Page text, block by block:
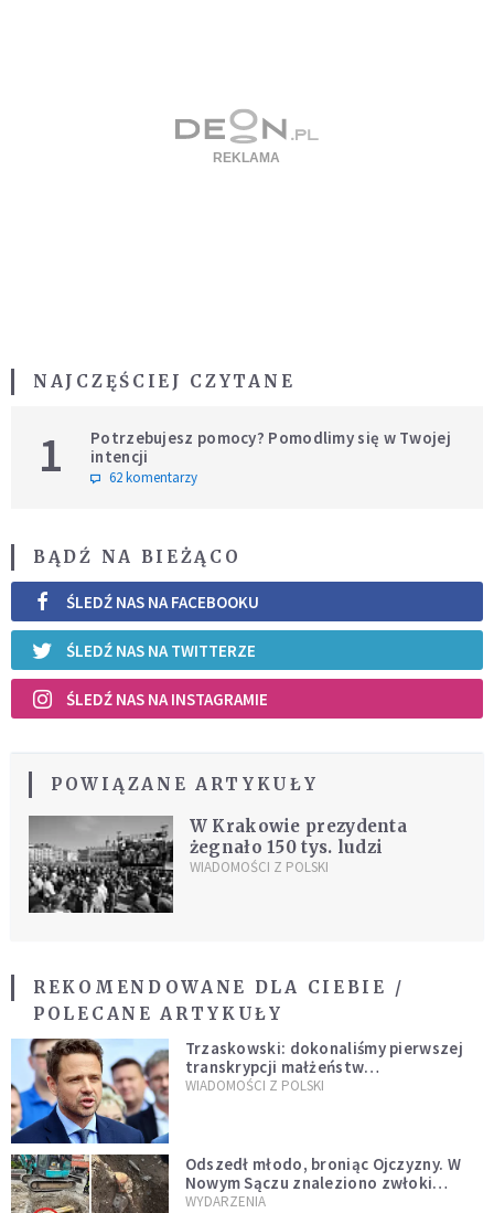
NAJCZĘŚCIEJ CZYTANE
1
Potrzebujesz pomocy? Pomodlimy się w Twojej
intencji
62 komentarzy
BĄDŹ NA BIEŻĄCO
ŚLEDŹ NAS NA FACEBOOKU
ŚLEDŹ NAS NA TWITTERZE
ŚLEDŹ NAS NA INSTAGRAMIE
POWIĄZANE ARTYKUŁY
W Krakowie prezydenta
żegnało 150 tys. ludzi
WIADOMOŚCI Z POLSKI
REKOMENDOWANE DLA CIEBIE /
POLECANE ARTYKUŁY
Trzaskowski: dokonaliśmy pierwszej
transkrypcji małżeństw
jednopłciowych. “Tak jak
WIADOMOŚCI Z POLSKI
Odszedł młodo, broniąc Ojczyzny. W
Nowym Sączu znaleziono zwłoki
mężczyzny z czasów potopu
WYDARZENIA